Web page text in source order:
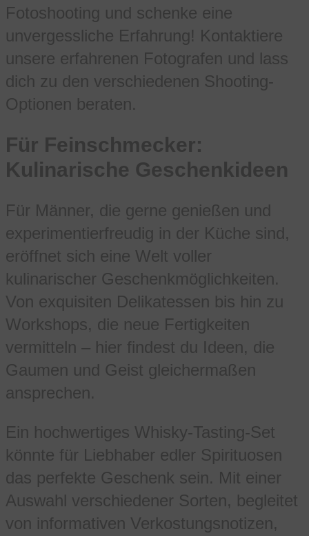
Fotoshooting und schenke eine
unvergessliche Erfahrung! Kontaktiere
unsere erfahrenen Fotografen und lass
dich zu den verschiedenen Shooting-
Optionen beraten.
Für Feinschmecker:
Kulinarische Geschenkideen
Für Männer, die gerne genießen und
experimentierfreudig in der Küche sind,
eröffnet sich eine Welt voller
kulinarischer Geschenkmöglichkeiten.
Von exquisiten Delikatessen bis hin zu
Workshops, die neue Fertigkeiten
vermitteln – hier findest du Ideen, die
Gaumen und Geist gleichermaßen
ansprechen.
Ein hochwertiges Whisky-Tasting-Set
könnte für Liebhaber edler Spirituosen
das perfekte Geschenk sein. Mit einer
Auswahl verschiedener Sorten, begleitet
von informativen Verkostungsnotizen,